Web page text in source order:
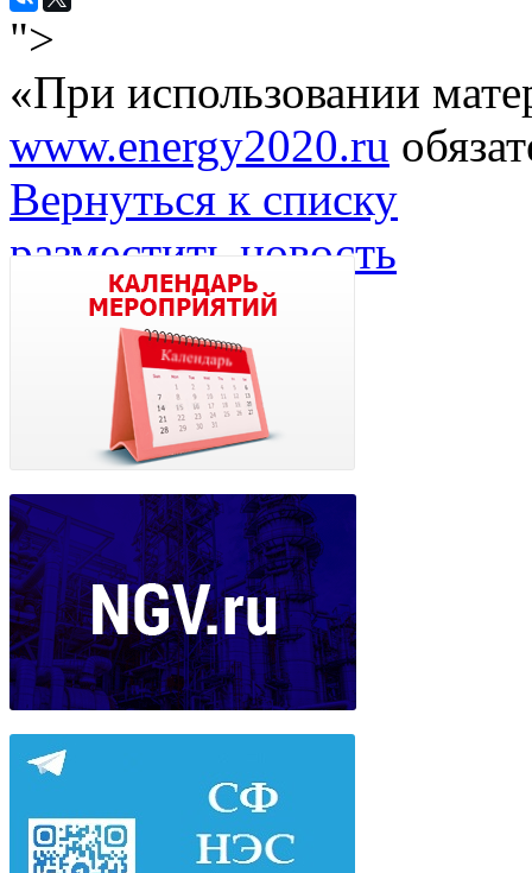
">
«При использовании
www.energy2020.ru
Вернуться к списку
разместить новость